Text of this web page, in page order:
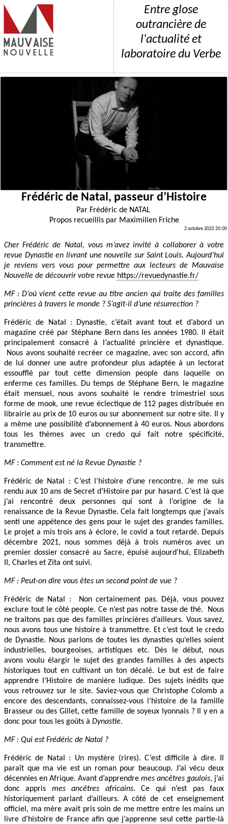
Entre glose
outrancière de
l'actualité et
laboratoire du Verbe
Frédéric de Natal, passeur d’Histoire
Par Frédéric de NATAL
Propos recueillis par Maximilien Friche
2 octobre 2022 20:00
Cher Frédéric de Natal, vous m’avez invité à collaborer à votre
revue Dynastie en livrant une nouvelle sur Saint Louis. Aujourd’hui
je reviens vers vous pour permettre aux lecteurs de Mauvaise
Nouvelle de découvrir votre revue https://revuedynastie.fr/
MF : D’où vient cette revue au titre ancien qui traite des familles
princières à travers le monde ? S’agit-il d’une résurrection ?
Frédéric de Natal : Dynastie, c’était avant tout et d’abord un
magazine créé par Stéphane Bern dans les années 1980. Il était
principalement consacré à l’actualité princière et dynastique.
Nous avons souhaité recréer ce magazine, avec son accord, afin
de lui donner une autre profondeur plus adaptée à un lectorat
essoufflé par tout cette dimension people dans laquelle on
enferme ces familles. Du temps de Stéphane Bern, le magazine
était mensuel, nous avons souhaité le rendre trimestriel sous
forme de mook, une revue éclectique de 112 pages distribuée en
librairie au prix de 10 euros ou sur abonnement sur notre site. Il y
a même une possibilité d’abonnement à 40 euros. Nous abordons
tous les thèmes avec un credo qui fait notre spécificité,
transmettre.
MF : Comment est né la Revue Dynastie ?
Frédéric de Natal : C’est l’histoire d’une rencontre. Je me suis
rendu aux 10 ans de Secret d’Histoire par pur hasard. C’est là que
j’ai rencontré deux personnes qui sont à l’origine de la
renaissance de la Revue Dynastie. Cela fait longtemps que j’avais
senti une appétence des gens pour le sujet des grandes familles.
Le projet a mis trois ans à éclore, le covid a tout retardé. Depuis
décembre 2021, nous sommes déjà à trois numéros avec un
premier dossier consacré au Sacre, épuisé aujourd’hui, Elizabeth
II, Charles et Zita ont suivi.
MF : Peut-on dire vous êtes un second point de vue ?
Frédéric de Natal : Non certainement pas. Déjà, vous pouvez
exclure tout le côté people. Ce n’est pas notre tasse de thé. Nous
ne traitons pas que des familles princières d’ailleurs. Vous savez,
nous avons tous une histoire à transmettre. Et c’est tout le credo
de Dynastie. Nous parlons de toutes les dynasties qu’elles soient
industrielles, bourgeoises, artistiques etc. Dès le début, nous
avons voulu élargir le sujet des grandes familles à des aspects
historiques tout en cultivant un ton décalé. Le but est de faire
apprendre l’Histoire de manière ludique. Des sujets inédits que
vous retrouvez sur le site. Saviez-vous que Christophe Colomb a
encore des descendants, connaissez-vous l’histoire de la famille
Brasseur ou des Gillet, cette famille de soyeux lyonnais ? Il y en a
donc pour tous les goûts à Dynastie.
MF : Qui est Frédéric de Natal ?
Frédéric de Natal : Un mystère (rires). C’est difficile à dire. Il
paraît que ma vie est un roman pour beaucoup. J’ai vécu deux
décennies en Afrique. Avant d’apprendre mes ancêtres gaulois, j’ai
donc appris mes ancêtres africains. Ce qui n’est pas faux
historiquement parlant d’ailleurs. A côté de cet enseignement
officiel, ma mère avait pris soin de me mettre entre les mains un
livre d’histoire de France afin que j’apprenne seul cette partie-là